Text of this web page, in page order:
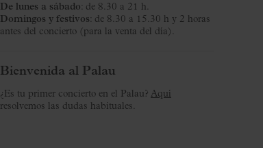
De lunes a sábado: de 8.30 a 21 h.
Domingos y festivos: de 8.30 a 15.30 h y 2 horas
antes del concierto (para la venta del día).
Bienvenida al Palau
¿Es tu primer concierto en el Palau? Aquí
resolvemos las dudas habituales.